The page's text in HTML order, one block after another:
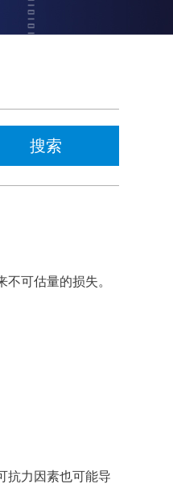
可估量的损失。
抗力因素也可能导